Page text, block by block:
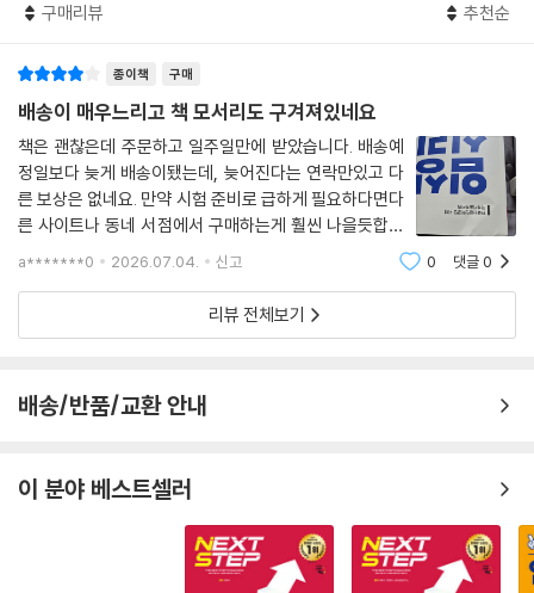
구매리뷰 추천순
종이책 구매
배송이 매우느리고 책 모서리도 구겨져있네요
책은 괜찮은데 주문하고 일주일만에 받았습니다. 배송예
정일보다 늦게 배송이됐는데, 늦어진다는 연락만있고 다
른 보상은 없네요. 만약 시험 준비로 급하게 필요하다면다
른 사이트나 동네 서점에서 구매하는게 훨씬 나을듯합니
다. 책 모서리도 구겨져서 왔습니다.
a*******0 2026.07.04. 신고 0 댓글0
리뷰 전체보기
배송/반품/교환 안내
이 분야 베스트셀러